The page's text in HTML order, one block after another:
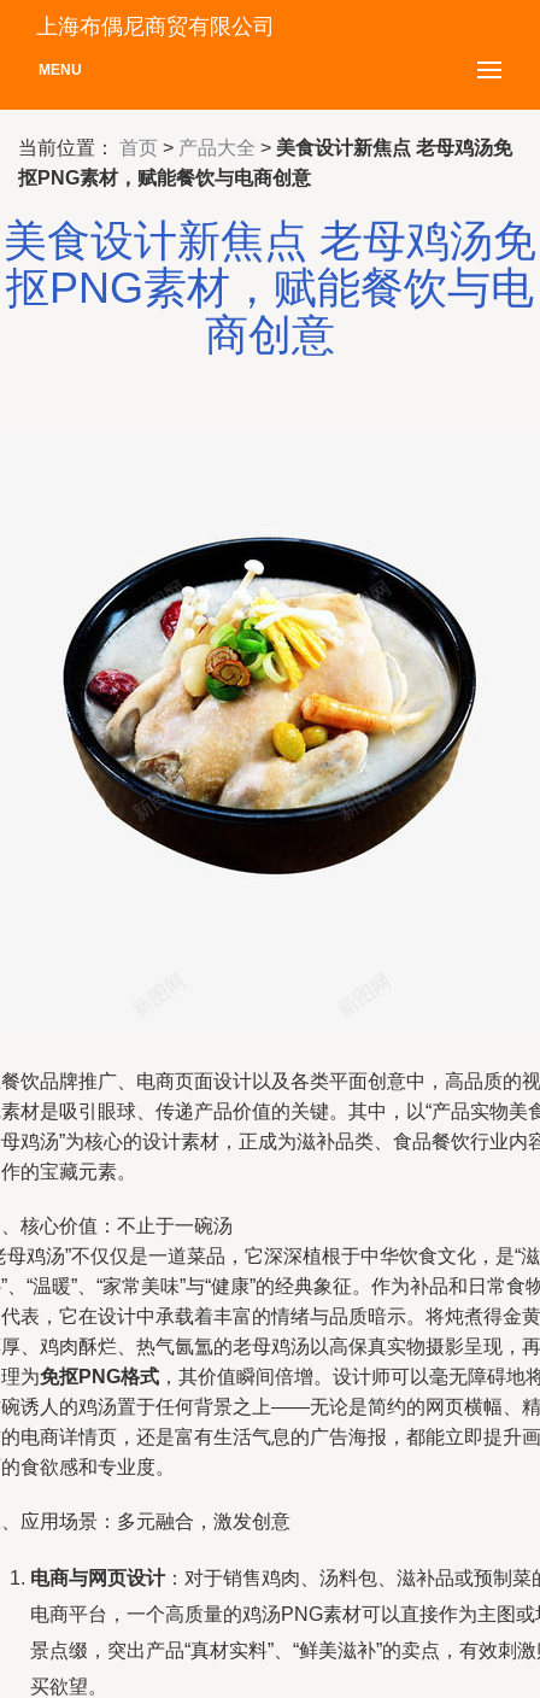
上海布偶尼商贸有限公司
MENU
当前位置： 首页 > 产品大全 > 美食设计新焦点 老母鸡汤免
抠PNG素材，赋能餐饮与电商创意
美食设计新焦点 老母鸡汤免
抠PNG素材，赋能餐饮与电
商创意
饮品牌推广、电商页面设计以及各类平面创意中，高品质的视
材是吸引眼球、传递产品价值的关键。其中，以“产品实物美
鸡汤”为核心的设计素材，正成为滋补品类、食品餐饮行业内
的宝藏元素。
核心价值：不止于一碗汤
母鸡汤”不仅仅是一道菜品，它深深植根于中华饮食文化，是“滋
、“温暖”、“家常美味”与“健康”的经典象征。作为补品和日常食
表，它在设计中承载着丰富的情绪与品质暗示。将炖煮得金黄
、鸡肉酥烂、热气氤氲的老母鸡汤以高保真实物摄影呈现，再
为免抠PNG格式 ，其价值瞬间倍增。设计师可以毫无障碍地
诱人的鸡汤置于任何背景之上——无论是简约的网页横幅、精
电商详情页，还是富有生活气息的广告海报，都能立即提升画
食欲感和专业度。
应用场景：多元融合，激发创意
电商与网页设计：对于销售鸡肉、汤料包、滋补品或预制菜
电商平台，一个高质量的鸡汤PNG素材可以直接作为主图或
景点缀，突出产品“真材实料”、“鲜美滋补”的卖点，有效刺
买欲望。